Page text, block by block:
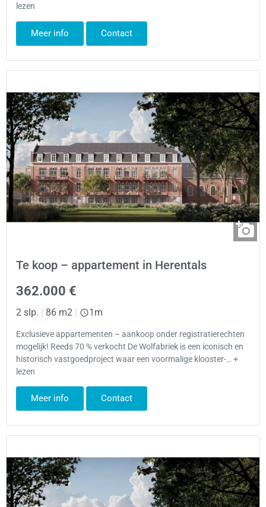
lezen
Meer info Contact
Te koop – appartement in Herentals
362.000 €
2 slp. | 86 m2 | 1m
Exclusieve appartementen – aankoop onder registratierechten
mogelijk! Reeds 70 % verkocht De Wolfabriek is een iconisch en
historisch vastgoedproject waar een voormalige klooster-… +
lezen
Meer info Contact